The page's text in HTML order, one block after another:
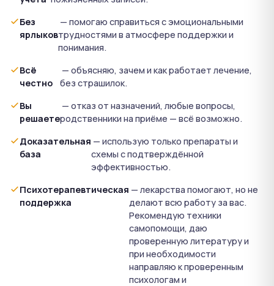
Без
ярлыков
— помогаю справиться с эмоциональными
трудностями в атмосфере поддержки и
понимания.
Всё
честно
— объясняю, зачем и как работает лечение,
без страшилок.
Вы
решаете
— отказ от назначений, любые вопросы,
родственники на приёме — всё возможно.
Доказательная
база
— использую только препараты и
схемы с подтверждённой
эффективностью.
Психотерапевтическая
поддержка
— лекарства помогают, но не
делают всю работу за вас.
Рекомендую техники
самопомощи, даю
проверенную литературу и
при необходимости
направляю к проверенным
психологам и